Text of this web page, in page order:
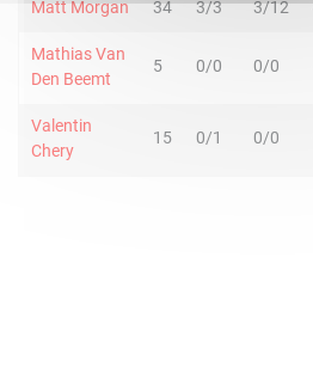
Matt Morgan 34 3/3 3/12
Mathias Van
Den Beemt
5 0/0 0/0
Valentin
Chery
15 0/1 0/0